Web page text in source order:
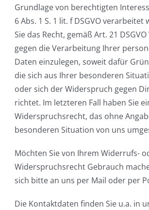
Grundlage von berechtigten
6 Abs. 1 S. 1 lit. f DSGVO verarbeitet
Sie das Recht, gemäß Art. 21
gegen die Verarbeitung Ihrer
Daten einzulegen, soweit dafür
die sich aus Ihrer besonderen
oder sich der Widerspruch gegen
richtet. Im letzteren Fall haben Sie
Widerspruchsrecht, das ohne
besonderen Situation von uns
Möchten Sie von Ihrem Widerrufs-
Widerspruchsrecht Gebrauch
sich bitte an uns per Mail oder per
Die Kontaktdaten finden Sie u.a. in